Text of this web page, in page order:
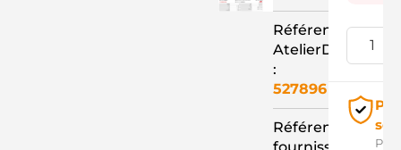
Référence
AtelierD
:
527896
Référence